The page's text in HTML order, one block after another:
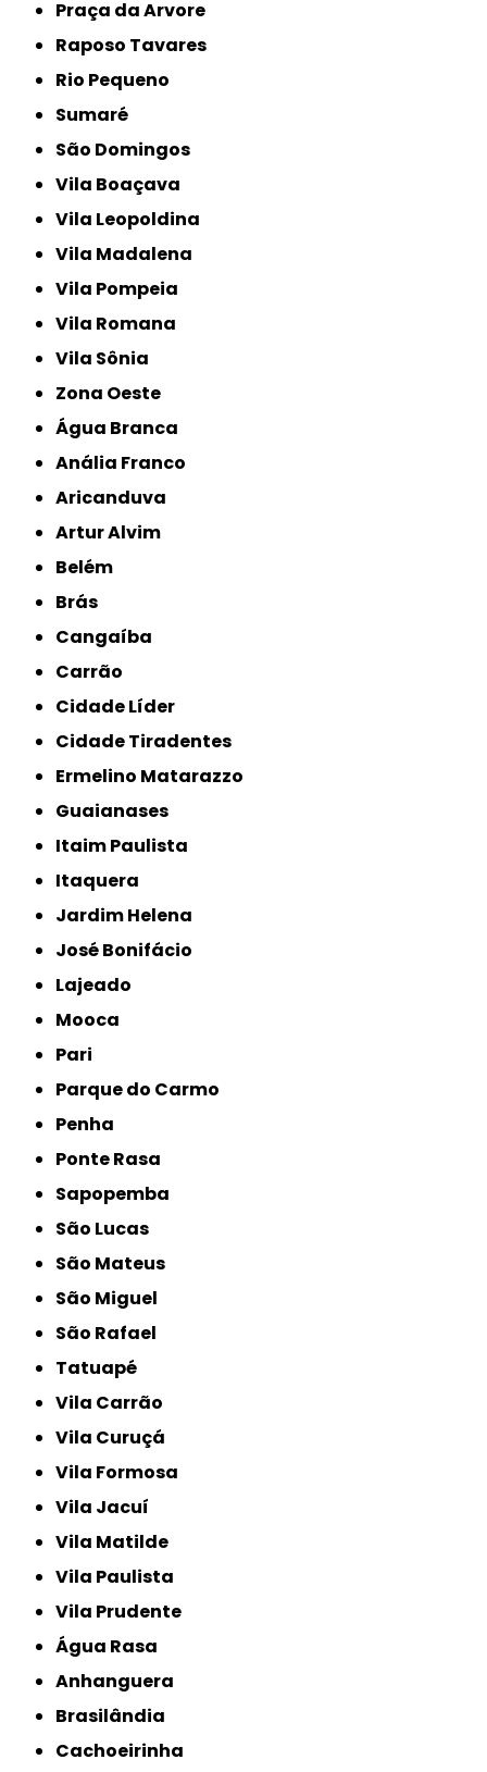
Praça da Arvore
Raposo Tavares
Rio Pequeno
Sumaré
São Domingos
Vila Boaçava
Vila Leopoldina
Vila Madalena
Vila Pompeia
Vila Romana
Vila Sônia
Zona Oeste
Água Branca
Anália Franco
Aricanduva
Artur Alvim
Belém
Brás
Cangaíba
Carrão
Cidade Líder
Cidade Tiradentes
Ermelino Matarazzo
Guaianases
Itaim Paulista
Itaquera
Jardim Helena
José Bonifácio
Lajeado
Mooca
Pari
Parque do Carmo
Penha
Ponte Rasa
Sapopemba
São Lucas
São Mateus
São Miguel
São Rafael
Tatuapé
Vila Carrão
Vila Curuçá
Vila Formosa
Vila Jacuí
Vila Matilde
Vila Paulista
Vila Prudente
Água Rasa
Anhanguera
Brasilândia
Cachoeirinha